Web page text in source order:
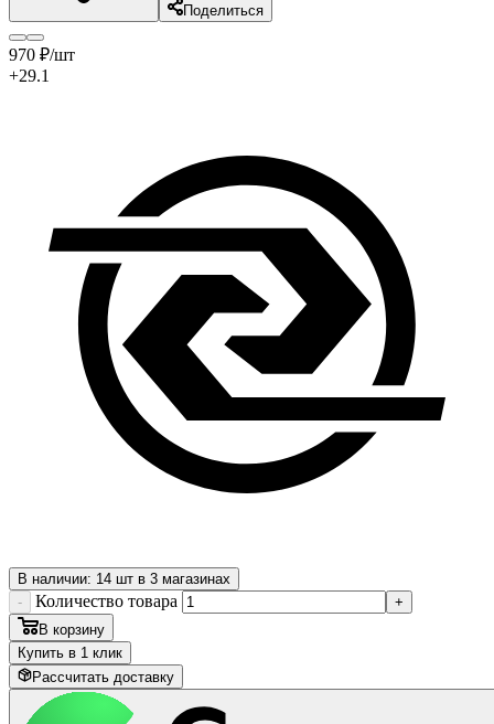
Поделиться
970 ₽/шт
+29.1
В наличии: 14 шт в 3 магазинах
-
Количество товара
+
В корзину
Купить в 1 клик
Рассчитать доставку